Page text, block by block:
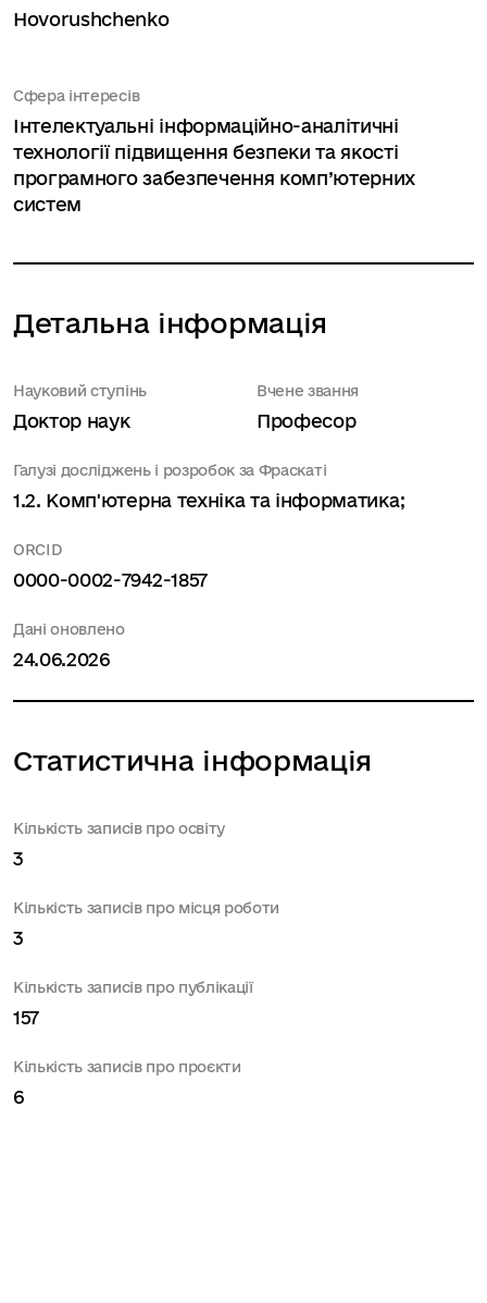
Hovorushchenko
Сфера інтересів
Інтелектуальні інформаційно-аналітичні
технології підвищення безпеки та якості
програмного забезпечення комп’ютерних
систем
Детальна інформація
Науковий ступінь
Доктор наук
Вчене звання
Професор
Галузі досліджень і розробок за Фраскаті
1.2. Комп'ютерна техніка та інформатика;
ORCID
0000-0002-7942-1857
Дані оновлено
24.06.2026
Статистична інформація
Кількість записів про освіту
3
Кількість записів про місця роботи
3
Кількість записів про публікації
157
Кількість записів про проєкти
6